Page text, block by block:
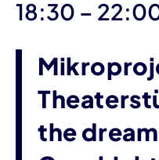
18:30 – bis
the